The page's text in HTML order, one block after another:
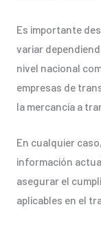
Es importante
variar
nivel nacional
empresas de
la mercancía a
En cualquier
información
asegurar el
aplicables en el